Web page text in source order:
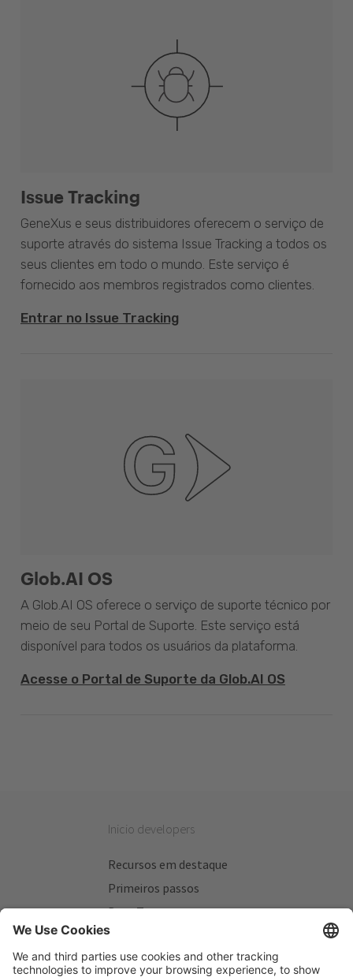
Issue Tracking
GeneXus e seus distribuidores oferecem o serviço de
suporte através do sistema Issue Tracking a todos os
seus clientes em todo o mundo. Este serviço é
fornecido aos membros registrados como clientes.
Entrar no Issue Tracking
Glob.AI OS
A Glob.AI OS oferece o serviço de suporte técnico por
meio de seu Portal de Suporte. Este serviço está
disponível para todos os usuários da plataforma.
Acesse o Portal de Suporte da Glob.AI OS
Inicio developers
Recursos em destaque
Primeiros passos
Beta Testers
Meus Planos